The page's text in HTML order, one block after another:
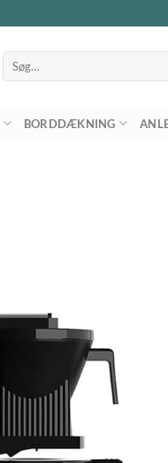
Søg
efter:
BORDDÆKNING